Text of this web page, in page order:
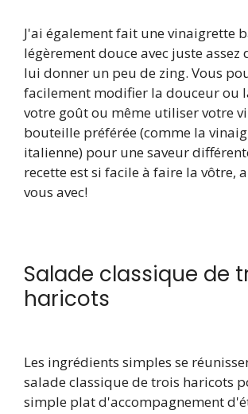
J'ai également fait une vinaigrette
légèrement douce avec juste
lui donner un peu de zing. Vous
facilement modifier la douceur ou
votre goût ou même utiliser votre
bouteille préférée (comme la
italienne) pour une saveur
recette est si facile à faire la vôtre,
vous avec!
Salade classique de
haricots
Les ingrédients simples se
salade classique de trois haricots
simple plat d'accompagnement